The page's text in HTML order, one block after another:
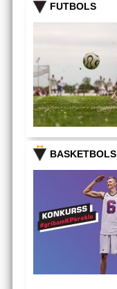
FUTBOLS
BASKETBOLS